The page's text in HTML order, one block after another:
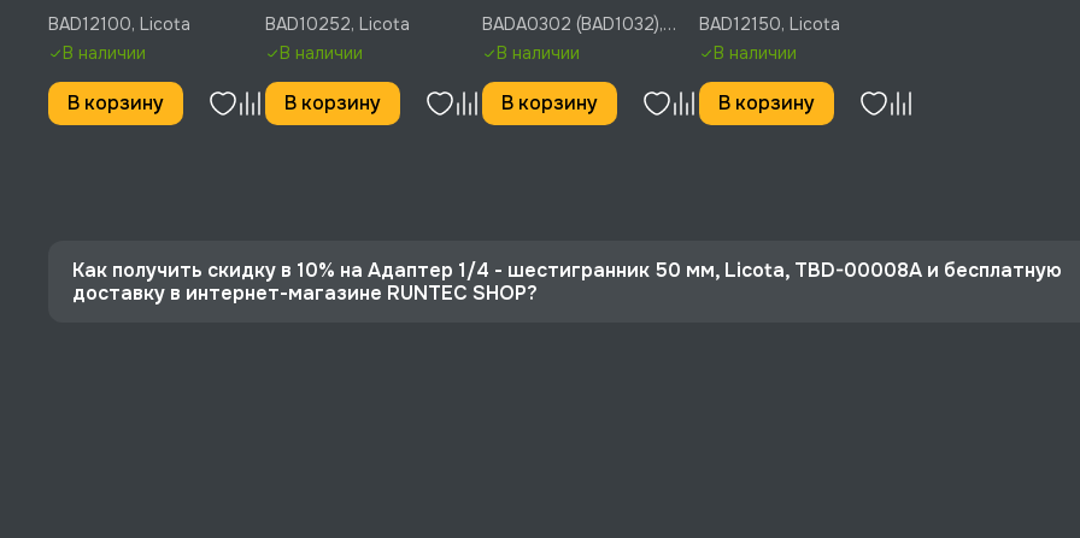
Licota, BAD12100
BAD12100, Licota
В наличии
В корзину
BAD10252
BAD10252, Licota
В наличии
В корзину
BADA0302 (BAD1032)
BADA0302 (BAD1032),
Licota
В наличии
В корзину
Licota, BAD12150
BAD12150, Licota
В наличии
В корзину
Как получить скидку в 10% на Адаптер 1/4 - шестигранник 50 мм, Licota, TBD-00008A и бесплатную
доставку в интернет-магазине RUNTEC SHOP?